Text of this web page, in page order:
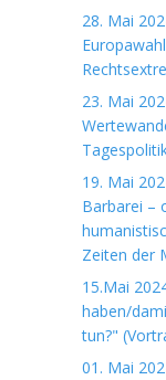
28. Mai
23. Mai
19. Mai
Barbarei –
Zeiten der
15.Mai
haben/
tun?"
01. Mai